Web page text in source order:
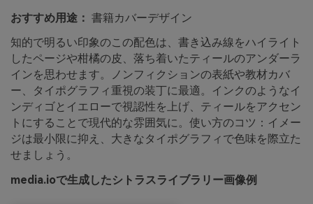
おすすめ用途： 書籍カバーデザイン
知的で明るい印象のこの配色は、書き込み線をハイライト
したページや柑橘の皮、落ち着いたティールのアンダーラ
インを思わせます。ノンフィクションの表紙や教材カバ
ー、タイポグラフィ重視の装丁に最適。インクのようなイ
ンディゴとイエローで視認性を上げ、ティールをアクセン
トにすることで現代的な雰囲気に。使い方のコツ：イメー
ジは最小限に抑え、大きなタイポグラフィで色味を際立た
せましょう。
media.ioで生成したシトラスライブラリー画像例